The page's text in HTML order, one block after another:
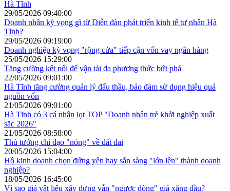
Hà Tĩnh
29/05/2026 09:40:00
Doanh nhân kỳ vọng gì từ Diễn đàn phát triển kinh tế tư nhân Hà
Tĩnh?
29/05/2026 09:19:00
Doanh nghiệp kỳ vọng "rộng cửa" tiếp cận vốn vay ngân hàng
25/05/2026 15:29:00
Tăng cường kết nối để vận tải đa phương thức bứt phá
22/05/2026 09:01:00
Hà Tĩnh tăng cường quản lý đấu thầu, bảo đảm sử dụng hiệu quả
nguồn vốn
21/05/2026 09:01:00
Hà Tĩnh có 3 cá nhân lọt TOP "Doanh nhân trẻ khởi nghiệp xuất
sắc 2026"
21/05/2026 08:58:00
Thủ tướng chỉ đạo "nóng" về đất đai
20/05/2026 15:04:00
Hộ kinh doanh chọn đứng yên hay sẵn sàng "lớn lên" thành doanh
nghiệp?
18/05/2026 16:45:00
Vì sao giá vật liệu xây dựng vẫn "ngược dòng" giá xăng dầu?